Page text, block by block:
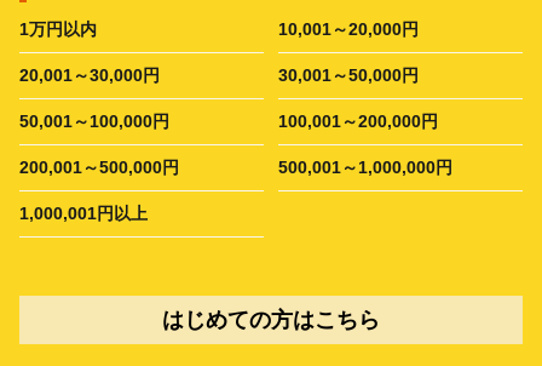
1万円以内 10,001～20,000円
20,001～30,000円 30,001～50,000円
50,001～100,000円 100,001～200,000円
200,001～500,000円 500,001～1,000,000円
1,000,001円以上
はじめての方はこちら